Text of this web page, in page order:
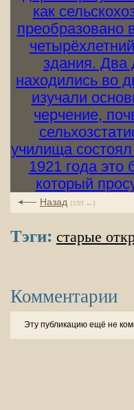
Назад (ctrl ←)
Тэги: старые
Комментарии
Эту публикацию ещё не